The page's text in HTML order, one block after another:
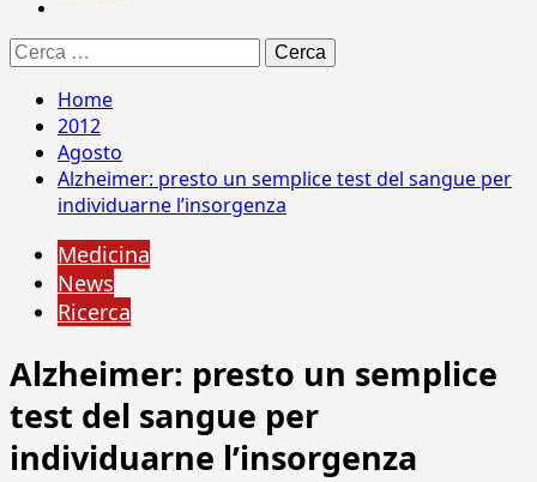
Ricerca
per:
Home
2012
Agosto
Alzheimer: presto un semplice test del sangue per
individuarne l’insorgenza
Medicina
News
Ricerca
Alzheimer: presto un semplice
test del sangue per
individuarne l’insorgenza